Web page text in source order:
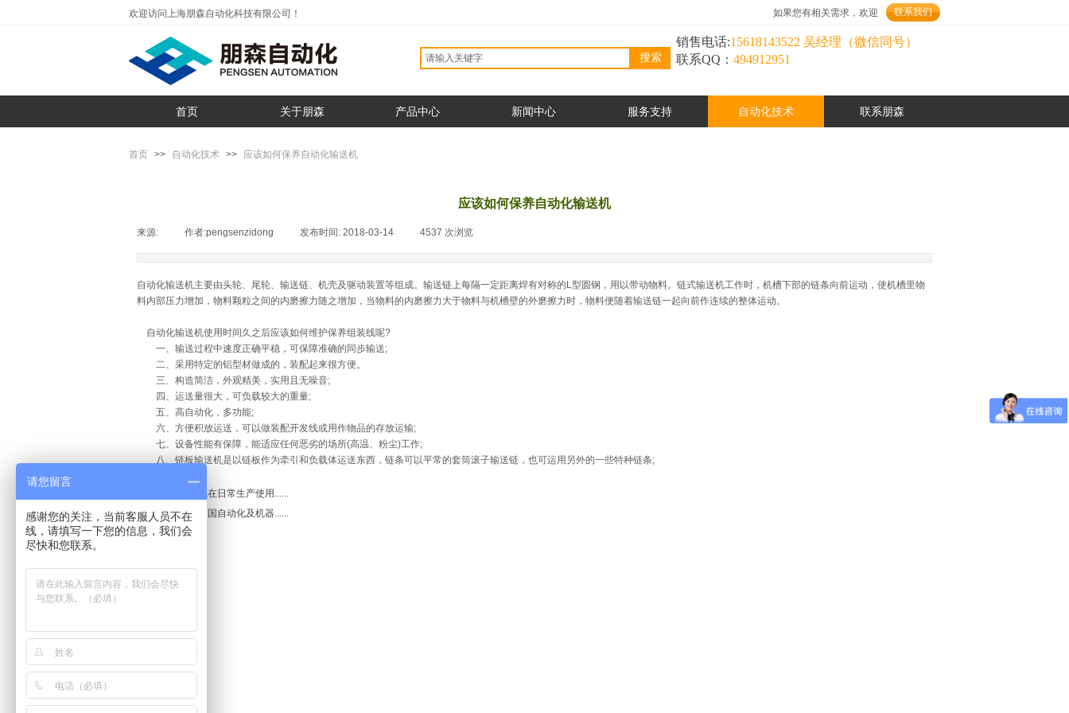
欢迎访问上海朋森自动化科技有限公司！ 如果您有相关需求，欢迎 联系我们
首页 关于朋森 产品中心 新闻中心 服务支持 自动化技术 联系朋森
搜索
销售电话:15618143522 吴经理（微信同号）
联系QQ： 494912951
首页 >> 自动化技术 >> 应该如何保养自动化输送机
应该如何保养自动化输送机
来源: 作者:pengsenzidong 发布时间: 2018-03-14 4537 次浏览
自动化输送机主要由头轮、尾轮、输送链、机壳及驱动装置等组成。输送链上每隔一定距离焊有对称的L型圆钢，用以带动物料。链式输送机工作时，机槽下部的链条向前运动，使机槽里物
料内部压力增加，物料颗粒之间的内磨擦力随之增加，当物料的内磨擦力大于物料与机槽壁的外磨擦力时，物料便随着输送链一起向前作连续的整体运动。
自动化输送机使用时间久之后应该如何维护保养组装线呢?
一、输送过程中速度正确平稳，可保障准确的同步输送;
二、采用特定的铝型材做成的，装配起来很方便。
三、构造简洁，外观精美，实用且无噪音;
四、运送量很大，可负载较大的重量;
五、高自动化，多功能;
六、方便积放运送，可以做装配开发线或用作物品的存放运输;
七、设备性能有保障，能适应任何恶劣的场所(高温、粉尘)工作;
八、链板输送机是以链板作为牵引和负载体运送东西，链条可以平常的套筒滚子输送链，也可运用另外的一些特种链条;
流水线在日常生产使用......
下一篇： 浅谈中国自动化及机器......
请您留言
感谢您的关注，当前客服人员不在
线，请填写一下您的信息，我们会
尽快和您联系。